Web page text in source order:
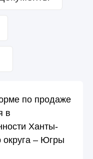
по продаже
в
Ханты-
округа – Югры